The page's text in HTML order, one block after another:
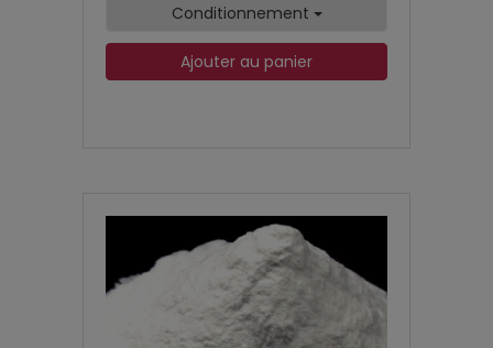
Conditionnement
Ajouter au panier